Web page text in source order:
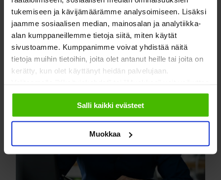
tukemiseen ja kävijämäärämme analysoimiseen. Lisäksi
jaamme sosiaalisen median, mainosalan ja analytiikka-
alan kumppaneillemme tietoja siitä, miten käytät
sivustoamme. Kumppanimme voivat yhdistää näitä
tietoja muihin tietoihin, joita olet antanut heille tai joita on
kerätty, kun olet käyttänyt heidän palvelujaan.
sallimiisi evästeisiin.
Salli kaikki evästeet
Muokkaa
LUE LISÄÄ